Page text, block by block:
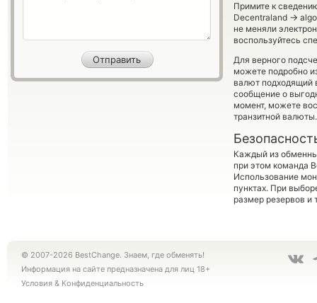
Примите к
Decentraland →
не меняли
воспользуйтесь
Для верного
можете подробно
валют подходящий
сообщение о
момент, можете
транзитной валюты.
Каждый из
при этом команда
Использование
пунктах. При
размер резервов и
© 2007-2026 BestChange. Знаем, где обменять!
Информация на сайте предназначена для лиц 18+
Условия & Конфиденциальность